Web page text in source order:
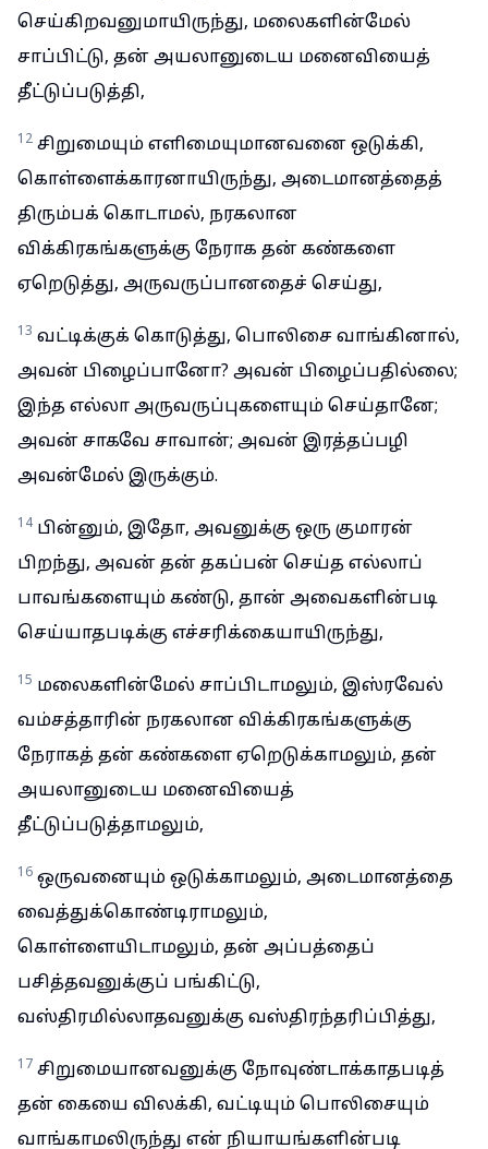
செய்கிறவனுமாயிருந்து, மலைகளின்மேல்
சாப்பிட்டு, தன் அயலானுடைய மனைவியைத்
தீட்டுப்படுத்தி,
12 சிறுமையும் எளிமையுமானவனை ஒடுக்கி,
கொள்ளைக்காரனாயிருந்து, அடைமானத்தைத்
திரும்பக் கொடாமல், நரகலான
விக்கிரகங்களுக்கு நேராக தன் கண்களை
ஏறெடுத்து, அருவருப்பானதைச் செய்து,
13 வட்டிக்குக் கொடுத்து, பொலிசை வாங்கினால்,
அவன் பிழைப்பானோ? அவன் பிழைப்பதில்லை;
இந்த எல்லா அருவருப்புகளையும் செய்தானே;
அவன் சாகவே சாவான்; அவன் இரத்தப்பழி
அவன்மேல் இருக்கும்.
14 பின்னும், இதோ, அவனுக்கு ஒரு குமாரன்
பிறந்து, அவன் தன் தகப்பன் செய்த எல்லாப்
பாவங்களையும் கண்டு, தான் அவைகளின்படி
செய்யாதபடிக்கு எச்சரிக்கையாயிருந்து,
15 மலைகளின்மேல் சாப்பிடாமலும், இஸ்ரவேல்
வம்சத்தாரின் நரகலான விக்கிரகங்களுக்கு
நேராகத் தன் கண்களை ஏறெடுக்காமலும், தன்
அயலானுடைய மனைவியைத்
தீட்டுப்படுத்தாமலும்,
16 ஒருவனையும் ஒடுக்காமலும், அடைமானத்தை
வைத்துக்கொண்டிராமலும்,
கொள்ளையிடாமலும், தன் அப்பத்தைப்
பசித்தவனுக்குப் பங்கிட்டு,
வஸ்திரமில்லாதவனுக்கு வஸ்திரந்தரிப்பித்து,
17 சிறுமையானவனுக்கு நோவுண்டாக்காதபடித்
தன் கையை விலக்கி, வட்டியும் பொலிசையும்
வாங்காமலிருந்து என் நியாயங்களின்படி